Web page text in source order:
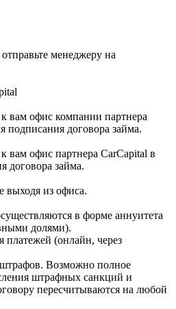
менеджеру на
вам офис компании партнера
подписания договора займа.
офис партнера CarCapital в
договора займа.
из офиса.
в форме аннуитета
долями).
платежей (онлайн, через
Возможно полное
штрафных санкций и
пересчитываются на любой